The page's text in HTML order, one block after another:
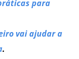
para
vai ajudar a
.